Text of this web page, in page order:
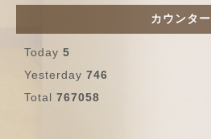
カウンター
Today 5
Yesterday 746
Total 767058